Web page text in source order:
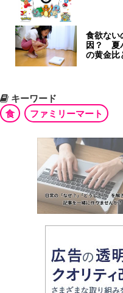
食欲な
因？ 夏
の黄金比
キーワード
食
ファミリーマート